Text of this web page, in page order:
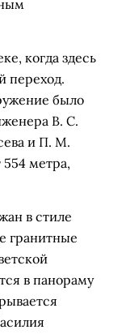
когда здесь
переход.
было
В. С.
и П. М.
554 метра,
в стиле
гранитные
в панораму